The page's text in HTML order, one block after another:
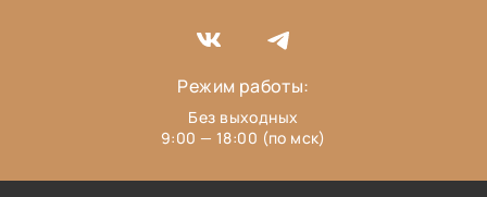
Режим работы:
Без выходных
9:00 — 18:00 (по мск)